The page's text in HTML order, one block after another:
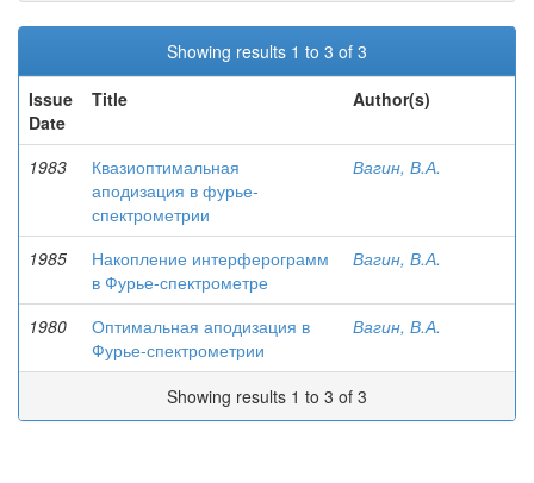
Showing results 1 to 3 of 3
Issue
Date
Title Author(s)
1983
Квазиоптимальная
аподизация в фурье-
спектрометрии
Вагин, В.А.
1985
Накопление интерферограмм
в Фурье-спектрометре
Вагин, В.А.
1980
Оптимальная аподизация в
Фурье-спектрометрии
Вагин, В.А.
Showing results 1 to 3 of 3